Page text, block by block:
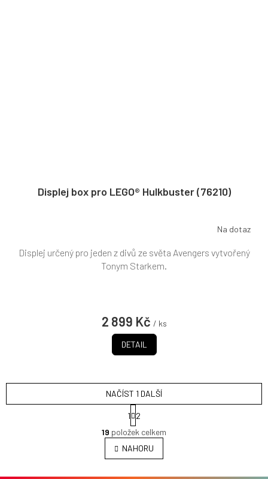
Displej box pro LEGO® Hulkbuster (76210)
Na dotaz
2 899 Kč / ks
DETAIL
Displej určený pro jeden z divů ze světa Avengers vytvořený
Tonym Starkem.
O
v
l
á
NAČÍST 1 DALŠÍ
t
r
á
n
k
1
2
19 položek celkem
NAHORU